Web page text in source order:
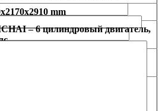
mm
– 6 цилиндровый двигатель,